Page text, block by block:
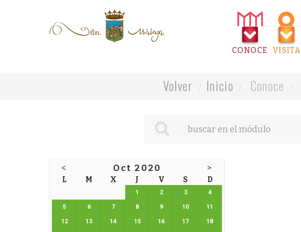
CONOCE VISITA
Volver Inicio Conoce
< Oct 2020 >
L M X J V S D
1 2 3 4
5 6 7 8 9 10 11
12 13 14 15 16 17 18